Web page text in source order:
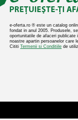
e-oferta.ro ® este un catalog
fondat in anul 2005. Produsele,
oportunitatile de afaceri publicate
noastre apartin persoanelor care
Cititi Termenii si Conditiile de